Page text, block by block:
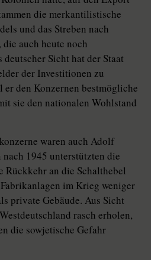
die merkantilistische
und das Streben nach
auch heute noch
Sicht hat der Staat
der Investitionen zu
den Konzernen bestmögliche
sie den nationalen Wohlstand
waren auch Adolf
1945 unterstützten die
Rückkehr an die Schalthebel
im Krieg weniger
private Gebäude. Aus Sicht
rasch erholen,
die sowjetische Gefahr